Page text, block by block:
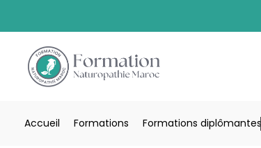
Accueil Formations Formations diplômantes